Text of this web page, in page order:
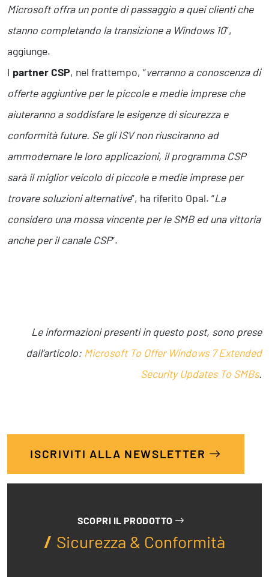
Microsoft offra un ponte di passaggio a quei clienti che
stanno completando la transizione a Windows 10”,
aggiunge.
I partner CSP, nel frattempo, “verranno a conoscenza di
offerte aggiuntive per le piccole e medie imprese che
aiuteranno a soddisfare le esigenze di sicurezza e
conformità future. Se gli ISV non riusciranno ad
ammodernare le loro applicazioni, il programma CSP
sarà il miglior veicolo di piccole e medie imprese per
trovare soluzioni alternative”, ha riferito Opal. “La
considero una mossa vincente per le SMB ed una vittoria
anche per il canale CSP”.
Le informazioni presenti in questo post, sono prese
dall’articolo: Microsoft To Offer Windows 7 Extended
Security Updates To SMBs.
ISCRIVITI ALLA NEWSLETTER
SCOPRI IL PRODOTTO
Sicurezza & Conformità